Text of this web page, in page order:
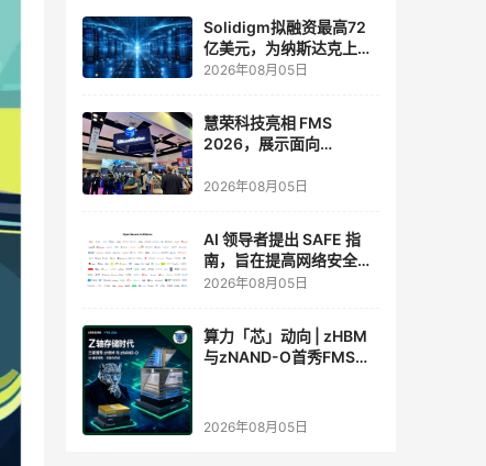
Solidigm拟融资最高72
亿美元，为纳斯达克上市
做准备
2026年08月05日
慧荣科技亮相 FMS
2026，展示面向
存储方案
2026年08月05日
AI 领导者提出 SAFE 指
南，旨在提高网络安全透
明度
2026年08月05日
算力「芯」动向 | zHBM
与zNAND-O首秀FMS
个维度，z轴算盘的魅力
2026年08月05日